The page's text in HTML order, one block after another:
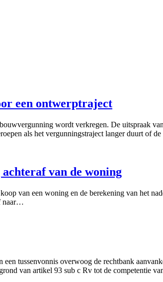
een ontwerptraject
wordt verkregen. De uitspraak
als het vergunningstraject langer duurt of
van de woning
van een woning en de berekening van het
naar…
tussenvonnis overwoog de rechtbank
van artikel 93 sub c Rv tot de competentie